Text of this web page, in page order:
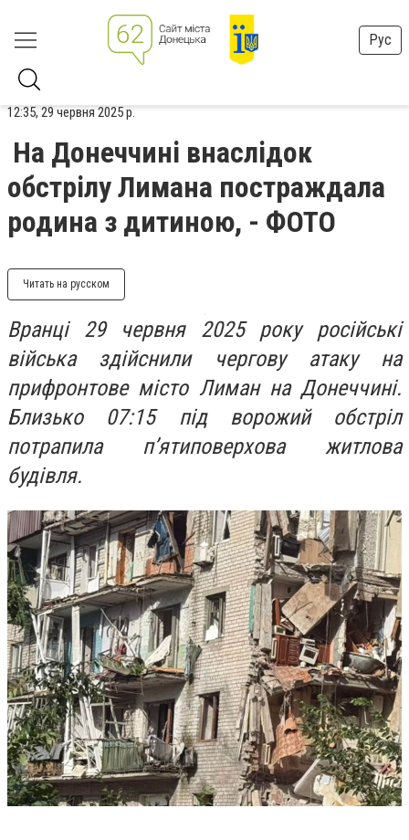
Рус
12:35, 29 червня 2025 р.
На Донеччині внаслідок
обстрілу Лимана постраждала
родина з дитиною, - ФОТО
Читать на русском
Вранці 29 червня 2025 року російські
війська здійснили чергову атаку на
прифронтове місто Лиман на Донеччині.
Близько 07:15 під ворожий обстріл
потрапила п’ятиповерхова житлова
будівля.